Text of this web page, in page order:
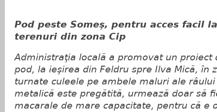
Pod peste Someş, pentru acces facil
terenuri din zona Cip
Administraţia locală a promovat un proiect
pod, la ieşirea din Feldru spre Ilva Mică, în
turnate culeele pe ambele maluri ale
metalică este pregătită, urmează doar să
macarale de mare capacitate, pentru că e